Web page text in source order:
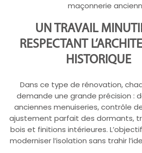
maçonnerie
UN TRAVAIL
RESPECTANT
HISTORIQUE
Dans ce type de rénovation,
demande une grande précision :
anciennes menuiseries, contrôle
ajustement parfait des dormants,
bois et finitions intérieures.
moderniser l’isolation sans trahir